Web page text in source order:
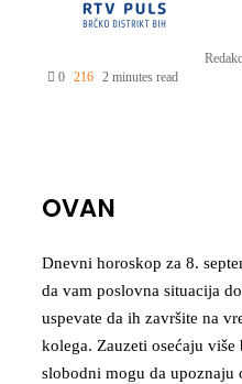
0 216 2 minutes read
OVAN
Dnevni horoskop za 8.
da vam poslovna situacija
uspevate da ih završite na
kolega. Zauzeti osećaju
slobodni mogu da upoznaju